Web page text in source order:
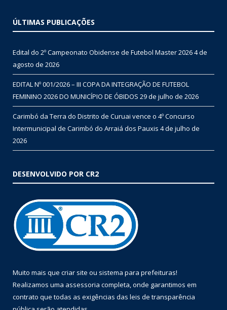
ÚLTIMAS PUBLICAÇÕES
Edital do 2º Campeonato Obidense de Futebol Master 20264 de
agosto de 2026
EDITAL Nº 001/2026 – III COPA DA INTEGRAÇÃO DE FUTEBOL
FEMININO 2026 DO MUNICÍPIO DE ÓBIDOS 29 de julho de 2026
Carimbó da Terra do Distrito de Curuai vence o 4º Concurso
Intermunicipal de Carimbó do Arraiá dos Pauxis 4 de julho de
2026
DESENVOLVIDO POR CR2
Muito mais que criar site ou sistema para prefeituras!
Realizamos uma assessoria completa, onde garantimos em
contrato que todas as exigências das leis de transparência